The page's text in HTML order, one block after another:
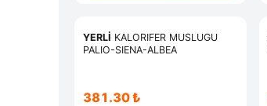
YERLİ KALORIFER MUSLUGU
PALIO-SIENA-ALBEA
381.30 ₺